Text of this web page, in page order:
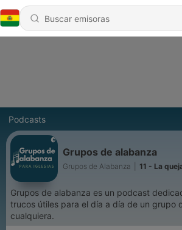
Podcasts
Grupos de alabanza
Grupos de Alabanza 11 - La
Grupos de alabanza es un podcast
trucos útiles para el día a día de un grupo
cualquiera.